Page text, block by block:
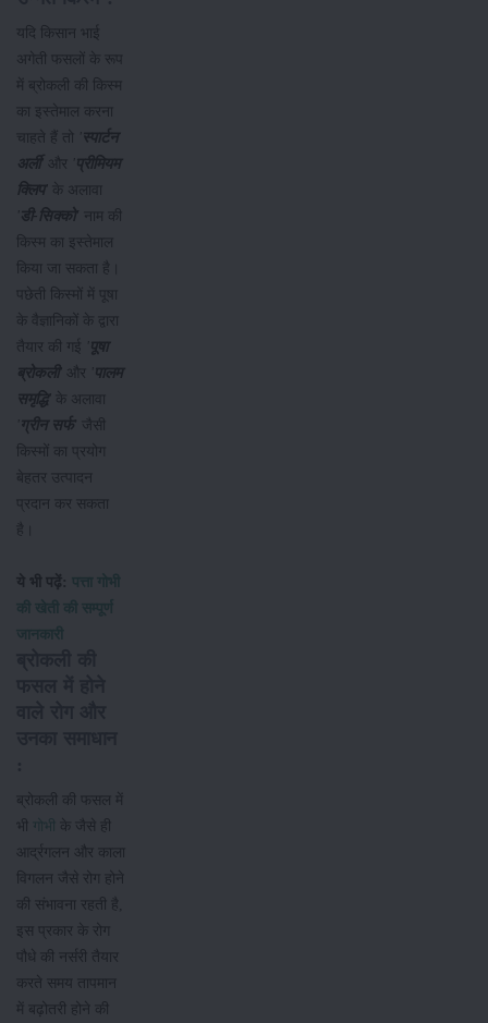
यदि किसान भाई
अगेती फसलों के रूप
में ब्रोकली की किस्म
का इस्तेमाल करना
चाहते हैं तो 'स्पार्टन
अर्ली' और 'प्रीमियम
क्लिप' के अलावा
'डी-सिक्को' नाम की
किस्म का इस्तेमाल
किया जा सकता है।
पछेती किस्मों में पूषा
के वैज्ञानिकों के द्वारा
तैयार की गई 'पूषा
ब्रोकली' और 'पालम
समृद्धि' के अलावा
'ग्रीन सर्फ' जैसी
किस्मों का प्रयोग
बेहतर उत्पादन
प्रदान कर सकता
है।
ये भी पढ़ें: पत्ता गोभी
की खेती की सम्पूर्ण
जानकारी
ब्रोकली की फसल में
भी गोभी
के जैसे ही
आर्द्रगलन और काला
विगलन जैसे रोग होने
की संभावना रहती है,
इस प्रकार के रोग
पौधे की नर्सरी तैयार
करते समय तापमान
में बढ़ोतरी होने की